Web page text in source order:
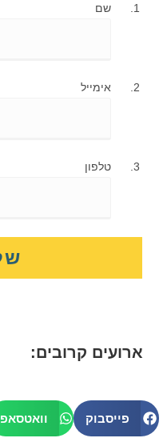
שם
אימייל
טלפון
ארועים קרובים:
פייסבוק וואטסאפ